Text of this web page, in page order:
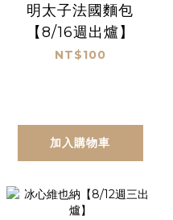
明太子法國麵包
【8/16週出爐】
NT$100
加入購物車